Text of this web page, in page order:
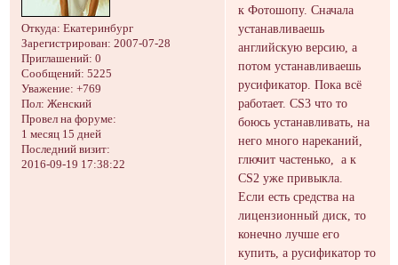
Откуда: Екатеринбург
Зарегистрирован: 2007-07-28
Приглашений: 0
Сообщений: 5225
Уважение: +769
Пол: Женский
Провел на форуме:
1 месяц 15 дней
Последний визит:
2016-09-19 17:38:22
к Фотошопу. Сначала
устанавливаешь
английскую версию, а
потом устанавливаешь
русификатор. Пока всё
работает. CS3 что то
боюсь устанавливать, на
него много нареканий,
глючит частенько, а к
CS2 уже привыкла.
Если есть средства на
лицензионный диск, то
конечно лучше его
купить, а русификатор то